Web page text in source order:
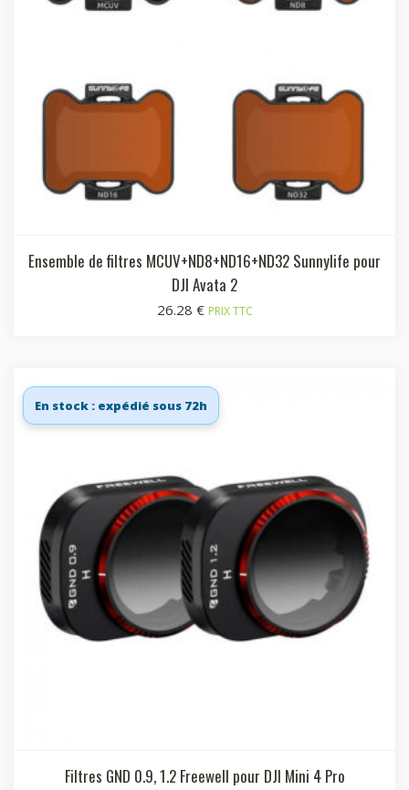
Ensemble de filtres MCUV+ND8+ND16+ND32 Sunnylife pour
DJI Avata 2
26.28 € PRIX TTC
En stock : expédié sous 72h
Filtres GND 0.9, 1.2 Freewell pour DJI Mini 4 Pro